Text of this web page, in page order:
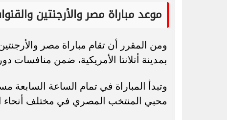
موعد مباراة مصر والأرجنتين
بمدينة أتلانتا الأمريكية، ضمن منافسات دور الـ16 من بطولة كأس
وتبدأ المباراة في تمام الساعة
محبي المنتخب المصري في مختلف أنحاء